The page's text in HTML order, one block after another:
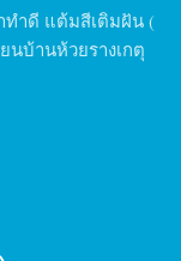
ทำดี แต้มสีเติมฝัน (
นบ้านห้วยรางเกตุ